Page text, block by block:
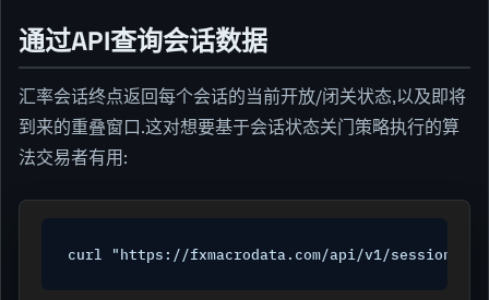
通过API查询会话数据
汇率会话终点返回每个会话的当前开放/闭关状态,以及即将
到来的重叠窗口.这对想要基于会话状态关门策略执行的算
法交易者有用:
curl "https://fxmacrodata.com/api/v1/